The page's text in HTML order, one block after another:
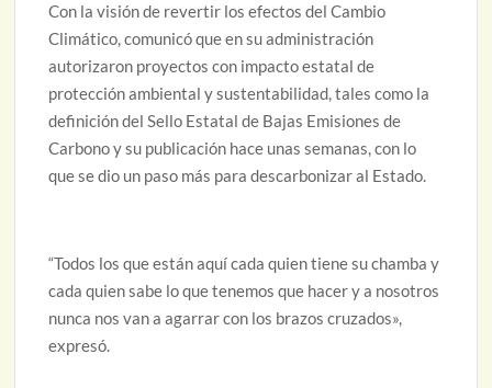
Con la visión de revertir los efectos del Cambio
Climático, comunicó que en su administración
autorizaron proyectos con impacto estatal de
protección ambiental y sustentabilidad, tales como la
definición del Sello Estatal de Bajas Emisiones de
Carbono y su publicación hace unas semanas, con lo
que se dio un paso más para descarbonizar al Estado.
“Todos los que están aquí cada quien tiene su chamba y
cada quien sabe lo que tenemos que hacer y a nosotros
nunca nos van a agarrar con los brazos cruzados»,
expresó.